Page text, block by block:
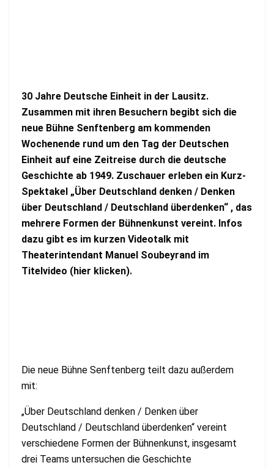
30 Jahre Deutsche Einheit in der Lausitz.
Zusammen mit ihren Besuchern begibt sich die
neue Bühne Senftenberg am kommenden
Wochenende rund um den Tag der Deutschen
Einheit auf eine Zeitreise durch die deutsche
Geschichte ab 1949. Zuschauer erleben ein Kurz-
Spektakel „Über Deutschland denken / Denken
über Deutschland / Deutschland überdenken“ , das
mehrere Formen der Bühnenkunst vereint. Infos
dazu gibt es im kurzen Videotalk mit
Theaterintendant Manuel Soubeyrand im
Titelvideo (hier klicken).
Die neue Bühne Senftenberg teilt dazu außerdem
mit:
„Über Deutschland denken / Denken über
Deutschland / Deutschland überdenken“ vereint
verschiedene Formen der Bühnenkunst, insgesamt
drei Teams untersuchen die Geschichte